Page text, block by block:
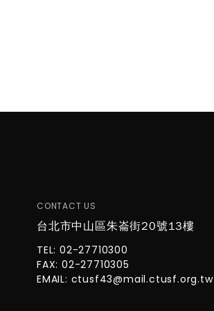
CONTACT US
台北市中山區朱崙街20號13樓
TEL: 02-27710300
FAX: 02-27710305
EMAIL: ctusf43@mail.ctusf.org.tw